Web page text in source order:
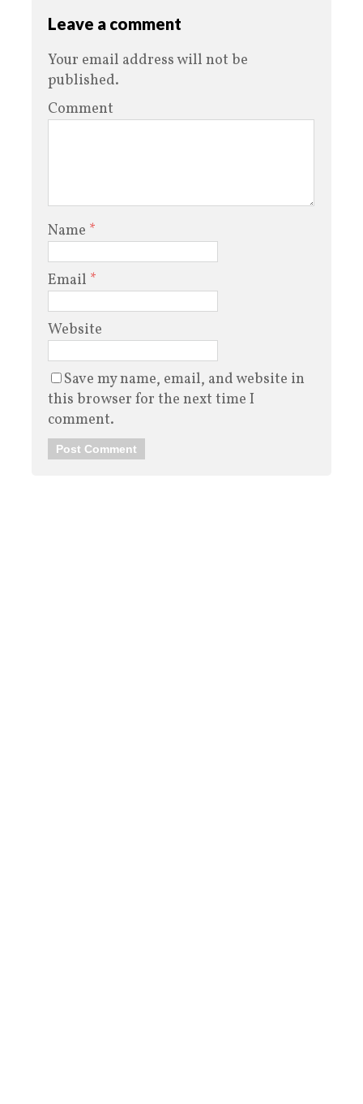
Leave a comment
Your email address will not be
published.
Comment
Name *
Email *
Website
Save my name, email, and website in
this browser for the next time I
comment.